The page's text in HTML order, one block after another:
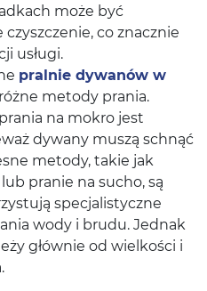
może być
co znacznie
usługi.
pralnie dywanów w
metody prania.
na mokro jest
dywany muszą schnąć
metody, takie jak
pranie na sucho, są
specjalistyczne
wody i brudu. Jednak
głównie od wielkości i